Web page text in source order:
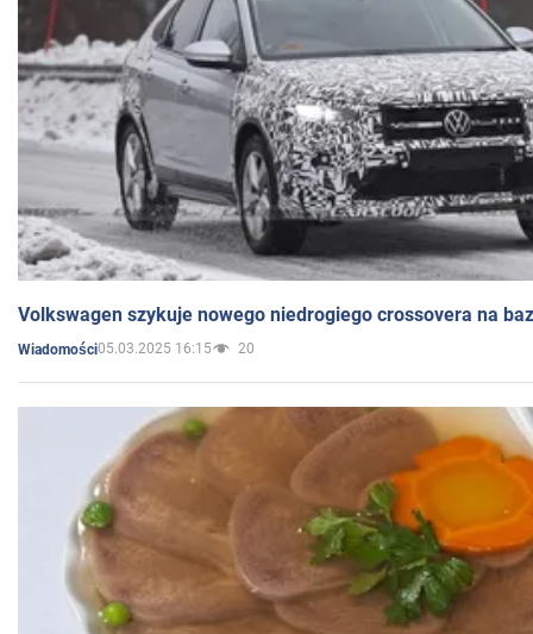
Volkswagen szykuje nowego niedrogiego crossovera na
Wiadomości05.03.2025 16:15 20